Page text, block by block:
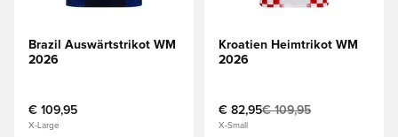
Brazil Auswärtstrikot WM
2026
€ 109,95
X-Large
Kroatien Heimtrikot WM
2026
€ 82,95€ 109,95
X-Small